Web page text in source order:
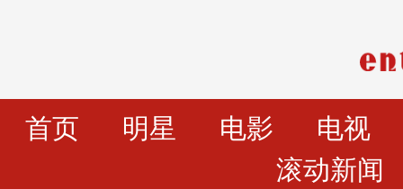
首页 明星 电影
电视
滚动新闻